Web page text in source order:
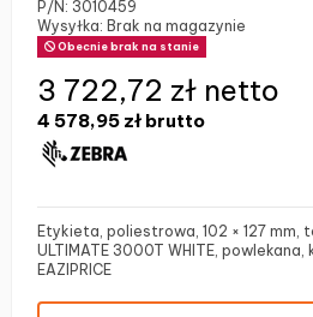
P/N: 3010459
Wysyłka: Brak na magazynie
Obecnie brak na stanie
4 578,95 zł brutto
3 722,72 zł netto
Etykieta, poliestrowa, 102 × 127
ULTIMATE 3000T WHITE,
EAZIPRICE